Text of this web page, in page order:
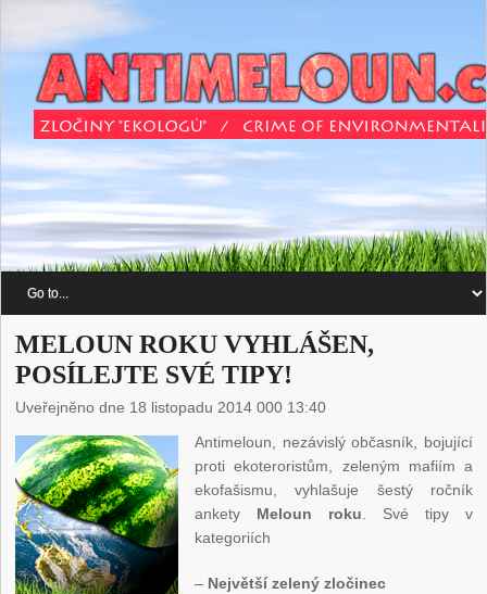
MELOUN ROKU VYHLÁŠEN,
POSÍLEJTE SVÉ TIPY!
Uveřejněno dne 18 listopadu 2014 000 13:40
Antimeloun, nezávislý občasník, bojující
proti ekoteroristům, zeleným mafiím a
ekofašismu, vyhlašuje šestý ročník
ankety Meloun roku. Své tipy v
kategoriích
– Největší zelený zločinec